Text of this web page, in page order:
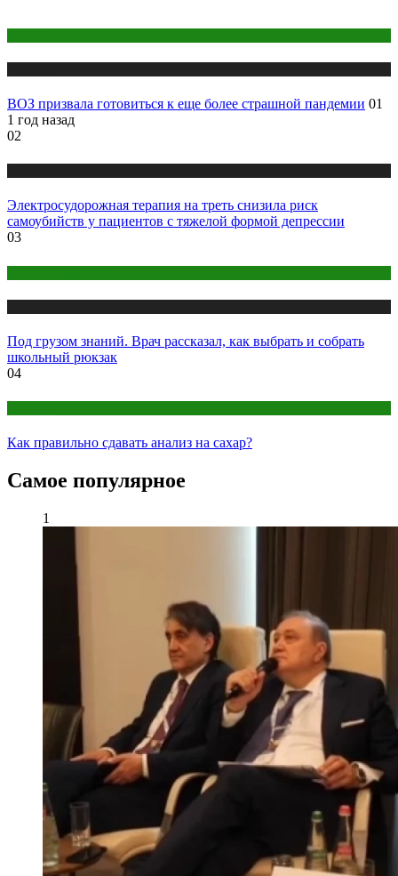
ВОЗ призвала готовиться к еще более страшной пандемии 01
1 год назад
02
Электросудорожная терапия на треть снизила риск
самоубийств у пациентов с тяжелой формой депрессии
03
Под грузом знаний. Врач рассказал, как выбрать и собрать
школьный рюкзак
04
Как правильно сдавать анализ на сахар?
Самое популярное
1